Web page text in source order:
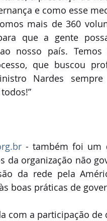
e como esse
mais de 360
que a gente
nosso país.
que buscou
Nardes
- também foi um
da organização não
da rede pela
boas práticas de
com a participação